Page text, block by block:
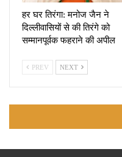
हर घर तिरंगा: मनोज जैन ने
दिल्लीवासियों से की तिरंगे को
सम्मानपूर्वक फहराने की अपील
PREV NEXT